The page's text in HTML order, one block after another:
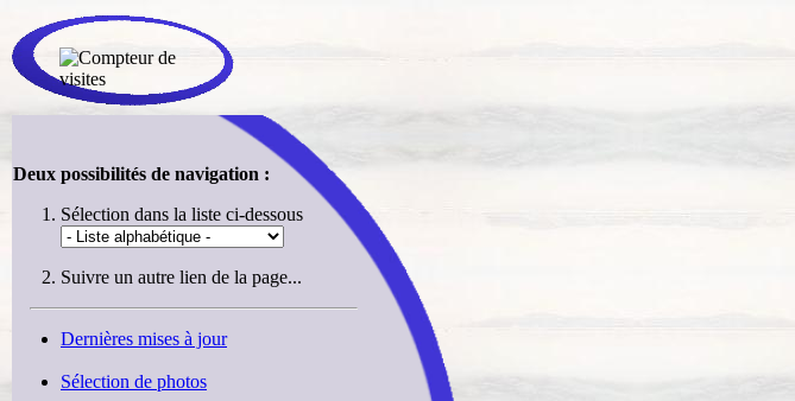
Deux possibilités de navigation :
Sélection dans la liste ci-dessous
Suivre un autre lien de la page...
Dernières mises à jour
Sélection de photos